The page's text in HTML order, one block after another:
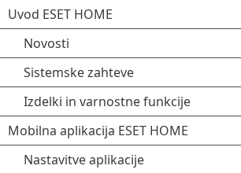
Uvod ESET HOME
Novosti
Sistemske zahteve
Izdelki in varnostne funkcije
Mobilna aplikacija ESET HOME
Nastavitve aplikacije